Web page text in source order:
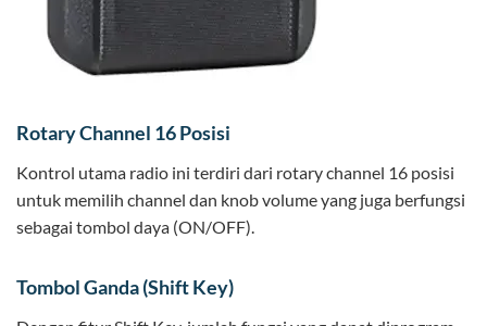
Rotary Channel 16 Posisi
Kontrol utama radio ini terdiri dari rotary channel 16 posisi
untuk memilih channel dan knob volume yang juga berfungsi
sebagai tombol daya (ON/OFF).
Tombol Ganda (Shift Key)